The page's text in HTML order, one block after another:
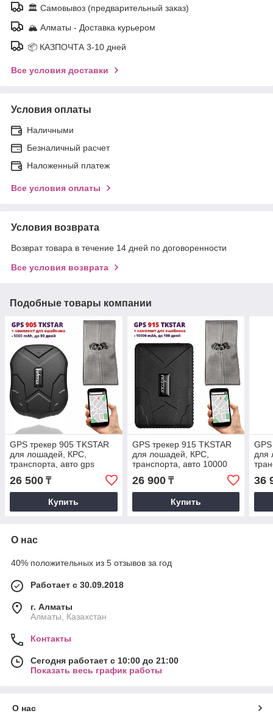
🏛️ Самовывоз (предварительный заказ)
🏔️ Алматы - Доставка курьером
📦 КАЗПОЧТА 3-10 дней
Все условия доставки
Условия оплаты
Наличными
Безналичный расчет
Наложенный платеж
Все условия оплаты
Условия возврата
Возврат товара в течение 14 дней по договоренности
Все условия возврата
Подобные товары компании
GPS трекер 905 TKSTAR
для лошадей, КРС,
транспорта, авто gps
tracker, sim 5000 mAh на
магните с ошейником
26 500 ₸
Купить
GPS трекер 915 TKSTAR
для лошадей, КРС,
транспорта, авто 10000
магните с ошейником
26 900₸
Купить
для
36
О нас
40% положительных из 5 отзывов за год
Работает с 30.09.2018
г. Алматы
Алматы, Казахстан
Контакты
Сегодня работает с 10:00 до 21:00
Показать весь график работы
О нас